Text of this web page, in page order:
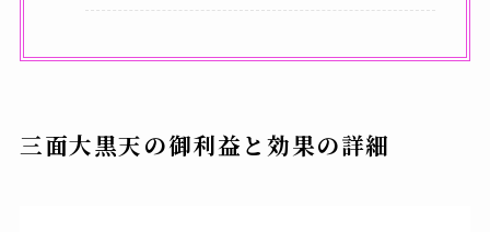
三面大黒天の御利益と効果の詳細